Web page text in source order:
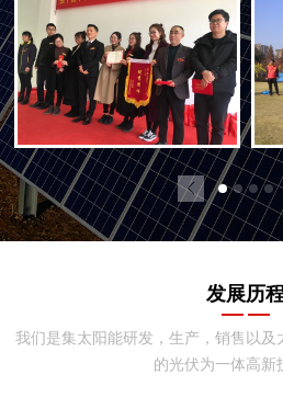
发展历
我们是集太阳能研发，生产，销售以
的光伏为一体高新